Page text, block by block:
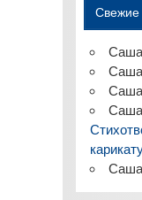
Свежие
Саша
Саша
Саша
Саша
Саша